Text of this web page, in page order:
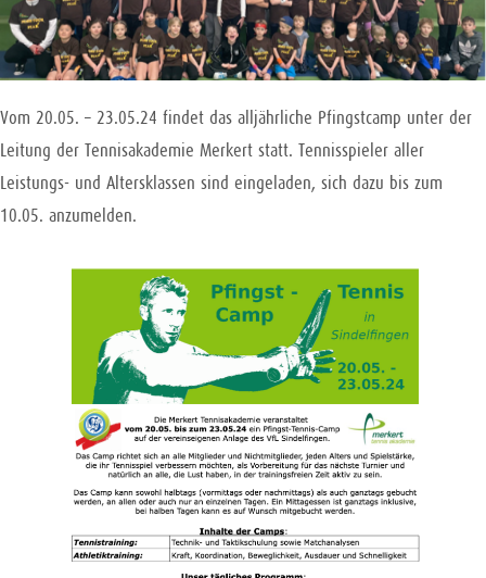
Vom 20.05. – 23.05.24 findet das alljährliche Pfingstcamp unter der
Leitung der Tennisakademie Merkert statt. Tennisspieler aller
Leistungs- und Altersklassen sind eingeladen, sich dazu bis zum
10.05. anzumelden.